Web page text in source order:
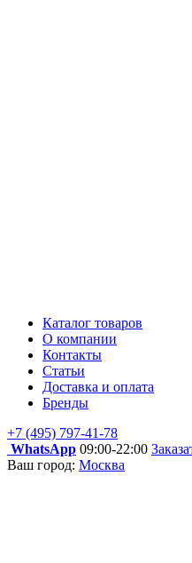
Каталог товаров
О компании
Контакты
Статьи
Доставка и оплата
Бренды
+7 (495) 797-41-78
WhatsApp 09:00-22:00
Ваш город: Москва